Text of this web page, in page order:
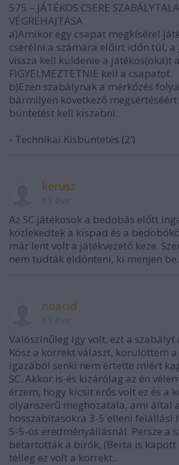
575 – JÁTÉKOS CSERE
VÉGREHAJTÁSA
a)Amikor egy csapat megkísérel
cserélni a számára előírt időn túl, a
vissza kell küldenie a játékos(oka)t
FIGYELMEZTETNIE kell a csapatot.
b)Ezen szabálynak a mérkőzés
bármilyen következő
büntetést kell kiszabni:
- Technikai Kisbüntetés (2’)
kerusz
Az SC játékosok a bedobás előtt
közlekedtek a kispad és a
már lent volt a játékvezető keze.
nem tudták eldönteni, ki menjen be.
noacid
Valószínűleg így volt, ezt a
Kösz a korrekt választ, körülöttem
igazából senki nem értette miért
SC. Akkor is-és kizárólag az én
érzem, hogy kicsit erős volt ez és a
olyanszerű meghozatala, ami által
hosszabításokra 3-5 elleni felállási
5-5-ös eredményállásnál. Persze a
betartották a bírók, (Berta is kapott
télleg ez volt a korrekt..